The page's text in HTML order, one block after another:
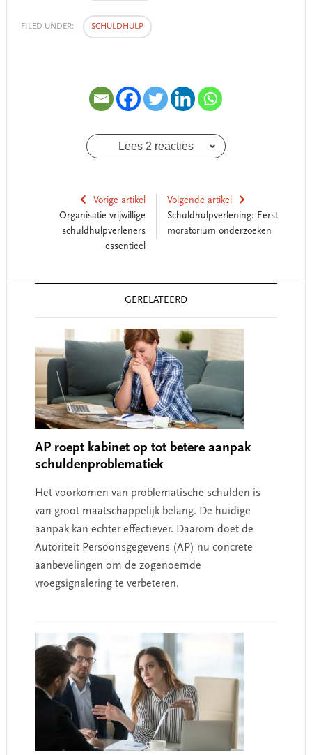
FILED UNDER: SCHULDHULP
Lees 2 reacties
Vorige artikel
Organisatie vrijwillige
schuldhulpverleners
essentieel
Volgende artikel
Schuldhulpverlening: Eerst
moratorium onderzoeken
GERELATEERD
AP roept kabinet op tot betere aanpak
schuldenproblematiek
Het voorkomen van problematische schulden is
van groot maatschappelijk belang. De huidige
aanpak kan echter effectiever. Daarom doet de
Autoriteit Persoonsgegevens (AP) nu concrete
aanbevelingen om de zogenoemde
vroegsignalering te verbeteren.